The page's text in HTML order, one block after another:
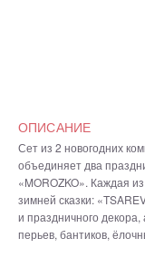
ОПИСАНИЕ
Сет из 2 новогодних
объединяет два
«MOROZKO». Каждая
зимней сказки:
и праздничного
перьев, бантиков,